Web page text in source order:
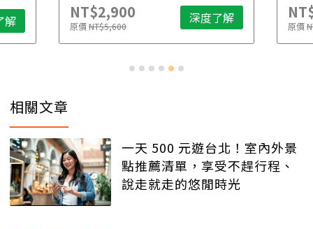
解 NT$2,900
原價NT$5,600 深度了解 原價
相關文章
一天 500 元遊台北！室內外景
點推薦清單，享受不趕行程、
說走就走的悠閒時光